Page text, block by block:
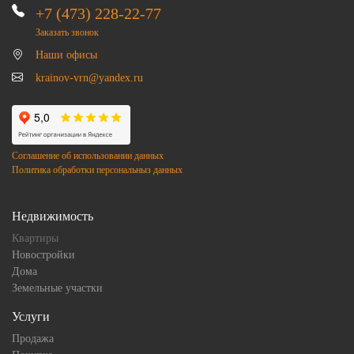
+7 (473) 228-22-77
Заказать звонок
Наши офисы
krainov-vrn@yandex.ru
Соглашение об использовании данных
Политика обработки персональныз данных
Недвижимость
Квартиры
Новостройки
Дома
Земельные участки
Услуги
Продажа